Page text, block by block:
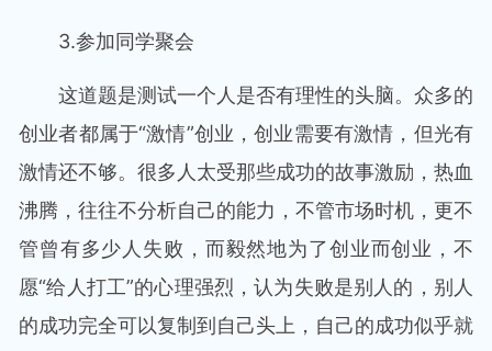
3.参加同学聚会
这道题是测试一个人是否有理性的头脑。众多的
创业者都属于“激情”创业，创业需要有激情，但光有
激情还不够。很多人太受那些成功的故事激励，热血
沸腾，往往不分析自己的能力，不管市场时机，更不
管曾有多少人失败，而毅然地为了创业而创业，不
愿“给人打工”的心理强烈，认为失败是别人的，别人
的成功完全可以复制到自己头上，自己的成功似乎就